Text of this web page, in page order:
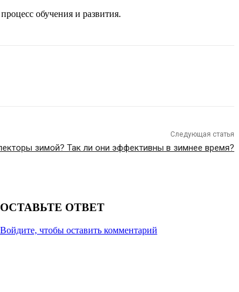
обучения и развития.
Следующая статья
зимой? Так ли они эффективны в зимнее время?
ОСТАВЬТЕ ОТВЕТ
Войдите, чтобы оставить комментарий